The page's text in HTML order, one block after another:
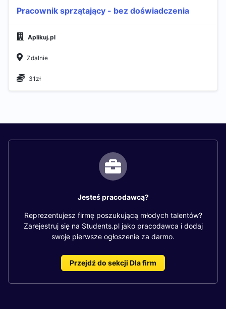
Pracownik sprzątający - bez doświadczenia
Aplikuj.pl
Zdalnie
31zł
Jesteś pracodawcą?
Reprezentujesz firmę poszukującą młodych talentów?
Zarejestruj się na Students.pl jako pracodawca i dodaj
swoje pierwsze ogłoszenie za darmo.
Przejdź do sekcji Dla firm